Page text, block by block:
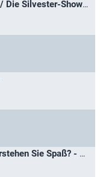
Die große Silvester Show / Die Silvester-Showparty
Verstehen Sie Spaß? / Verstehen Sie Spaß? - Die Hallervorden-Show